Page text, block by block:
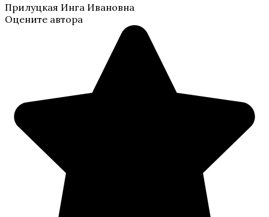
Прилуцкая Инга Ивановна
Оцените автора